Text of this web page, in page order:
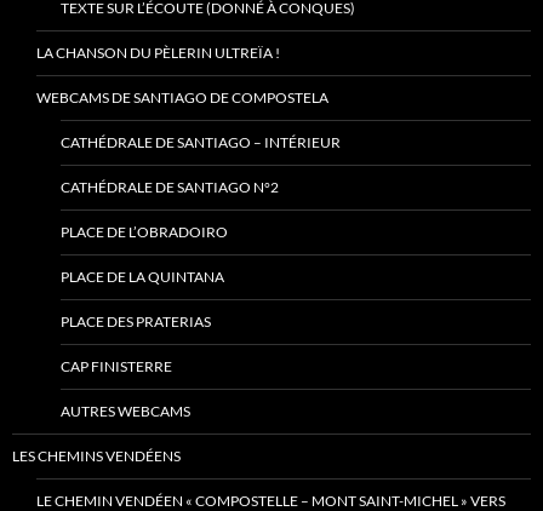
TEXTE SUR L’ÉCOUTE (DONNÉ À CONQUES)
LA CHANSON DU PÈLERIN ULTREÏA !
WEBCAMS DE SANTIAGO DE COMPOSTELA
CATHÉDRALE DE SANTIAGO – INTÉRIEUR
CATHÉDRALE DE SANTIAGO N°2
PLACE DE L’OBRADOIRO
PLACE DE LA QUINTANA
PLACE DES PRATERIAS
CAP FINISTERRE
AUTRES WEBCAMS
LES CHEMINS VENDÉENS
LE CHEMIN VENDÉEN « COMPOSTELLE – MONT SAINT-MICHEL » VERS